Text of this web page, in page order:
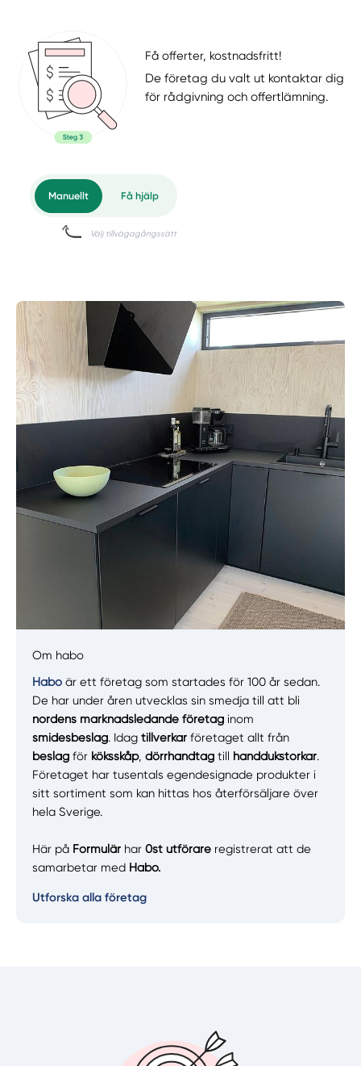
Få offerter, kostnadsfritt!
De företag du valt ut kontaktar dig
för rådgivning och offertlämning.
Manuellt
Välj tillvägagångssätt
Om habo
Haboär ett företag som startades för 100 år sedan.
De har under åren utvecklas sin smedja till att bli
nordens marknadsledande företaginom
smidesbeslag. Idagtillverkarföretaget allt från
beslagför köksskåp,dörrhandtagtill handdukstorkar.
Företaget har tusentals egendesignade produkter i
sitt sortiment som kan hittas hos återförsäljare över
hela Sverige.
Här på Formulär har0st utförare registrerat att de
samarbetar med Habo.
Utforska alla företag